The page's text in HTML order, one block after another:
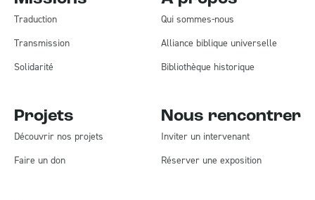
Traduction
Transmission
Solidarité
Projets
Découvrir nos projets
Faire un don
Qui sommes-nous
Alliance biblique universelle
Bibliothèque historique
Nous rencontrer
Inviter un intervenant
Réserver une exposition